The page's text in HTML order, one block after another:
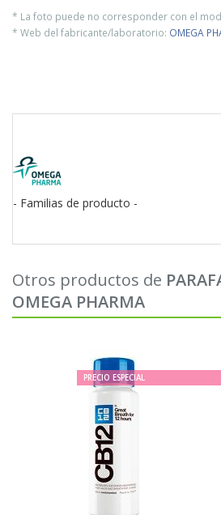
* La foto puede no corresponder con el
* Web del fabricante/laboratorio: OMEGA
- Familias de producto -
Otros productos de
OMEGA PHARMA
PRECIO ESPECIAL